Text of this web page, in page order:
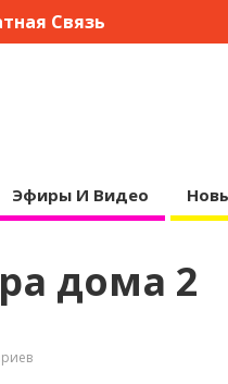
Связь
Эфиры И Видео
дома 2